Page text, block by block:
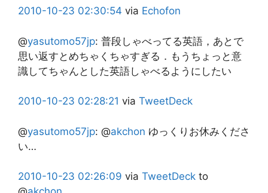
2010-10-23 02:30:54 via Echofon
@yasutomo57jp: 普段しゃべってる英語，あとで
思い返すとめちゃくちゃすぎる．もうちょっと意
識してちゃんとした英語しゃべるようにしたい
2010-10-23 02:28:21 via TweetDeck
@yasutomo57jp: @akchon ゆっくりお休みくださ
い…
2010-10-23 02:26:09 via TweetDeck to